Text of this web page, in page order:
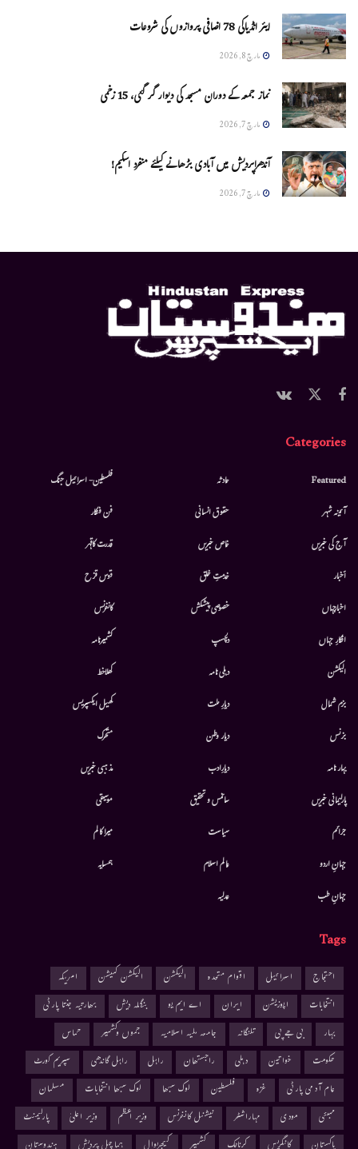
ایئر انڈیاکی 78 اضافی پروازوں کی شروعات
مارچ 8, 2026
نماز جمعہ کے دوران مسجد کی دیوار گر گئی، 15 زخمی
مارچ 7, 2026
آندھراپردیش میں آبادی بڑھانے کیلئے منفرد اسکیم!
مارچ 7, 2026
Categories
Featured
آئینہ شہر
آج کی خبریں
أخبار
اخبارجہاں
افکارِ جہاں
الیکشن
بزم شمال
بزنس
بہار نامہ
پارلیمانی خبریں
جرائم
جہانِ اردو
جہانِ طب
حادثہ
حقوق انسانی
خاص خبریں
خدمتِ خلق
خصوصی پیشکش
دلچسپ
دہلی نامہ
دیارِ ملت
دیار وطن
دیارِادب
سائنس و تحقیق
سیاست
عالم اسلام
عدلیہ
فلسطین- اسرائیل جنگ
فن فنکار
قدرت کاقہر
قوس قزح
کانفرنس
کشمیرنامہ
کھلاخط
کھیل ایکسپریس
متحرك
مذہبی خبریں
موسيقى
میرا کالم
ہمسایہ
Tags
احتجاج اسرائیل اقوام متحدہ الیکشن الیکشن کمیشن
امریکہ
انتخابات
اپوزیشن ایران اے ایم یو بنگلہ دیش
بھارتیہ جنتا پارٹی
بہار
بی جے پی تلنگانہ جامعہ ملیہ اسلامیہ جموں وکشمیر
حماس
حکومت
خواتین دہلی راجستھان راہل راہل گاندھی
سپریم کورٹ
عام آدمی پارٹی
غزہ فلسطین لوک سبھا لوک سبھا انتخابات
مسلمان
ممبئی
مودی مہاراشٹر نیشنل کانفرنس وزیر اعظم وزیر اعلیٰ
پارلیمنٹ